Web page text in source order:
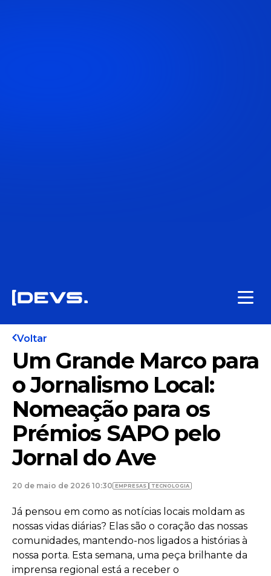
Voltar
Um Grande Marco para
o Jornalismo Local:
Nomeação para os
Prémios SAPO pelo
Jornal do Ave
20 de maio de 2026 10:30 EMPRESAS TECNOLOGIA
Já pensou em como as notícias locais moldam as
nossas vidas diárias? Elas são o coração das nossas
comunidades, mantendo-nos ligados a histórias à
nossa porta. Esta semana, uma peça brilhante da
imprensa regional está a receber o